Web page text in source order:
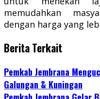
memudahkan
dengan harga yang
Berita Terkait
Pemkab Jembrana
Galungan & Kuningan